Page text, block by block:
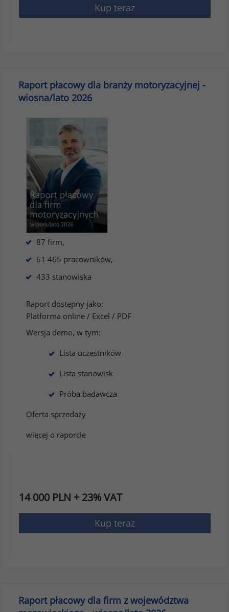
Kup teraz
Raport płacowy dla branży motoryzacyjnej -
wiosna/lato 2026
87 firm,
61 465 pracowników,
433 stanowiska
Raport dostępny jako:
Platforma online / Excel / PDF
Wersja demo, w tym:
Lista uczestników
Lista stanowisk
Próba badawcza
Oferta sprzedaży
więcej o raporcie
14 000 PLN + 23% VAT
Kup teraz
Raport płacowy dla firm z województwa